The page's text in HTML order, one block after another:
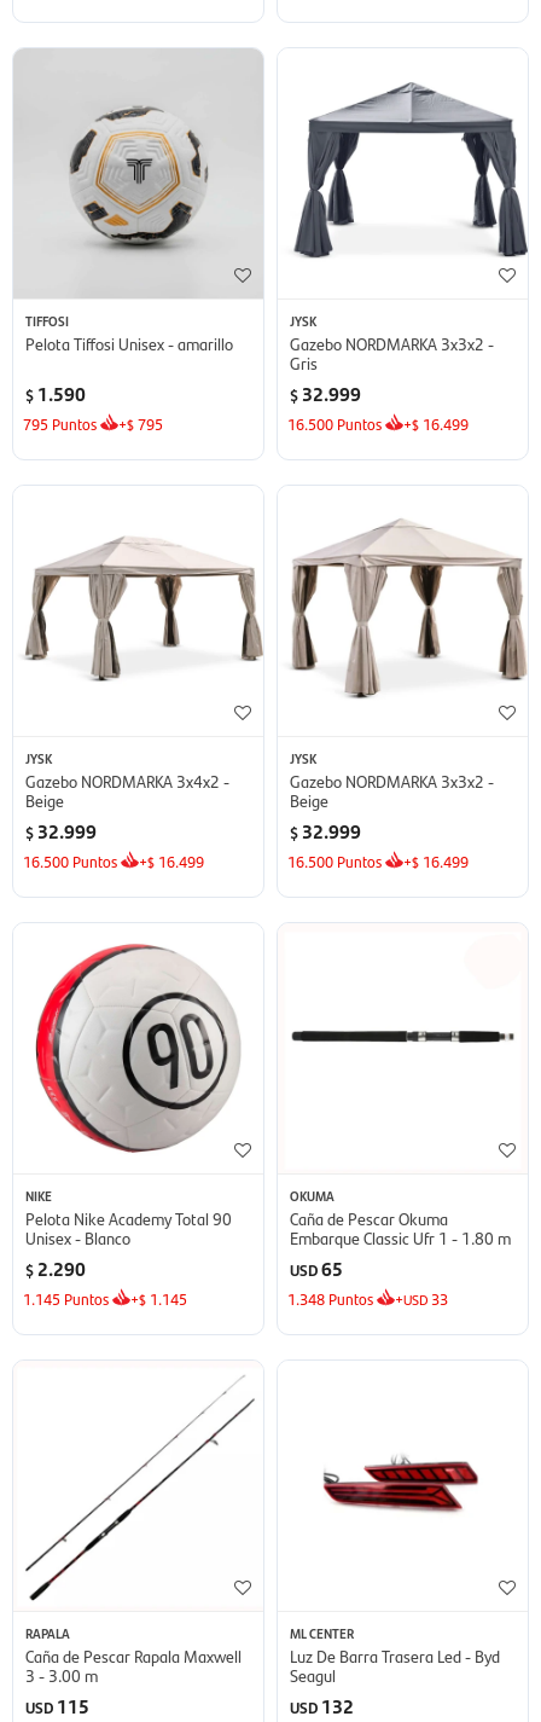
TIFFOSI
Pelota Tiffosi Unisex - amarillo
$ 1.590
795 Puntos +$795
JYSK
Gazebo NORDMARKA 3x3x2 -
Gris
$ 32.999
16.500 Puntos +$ 16.499
JYSK
Gazebo NORDMARKA 3x4x2 -
Beige
$ 32.999
16.500 Puntos +$ 16.499
JYSK
Gazebo NORDMARKA 3x3x2 -
Beige
$ 32.999
16.500 Puntos +$ 16.499
NIKE
Pelota Nike Academy Total 90
Unisex - Blanco
$ 2.290
1.145 Puntos +$ 1.145
OKUMA
Caña de Pescar Okuma
Embarque Classic Ufr 1 - 1.80 m
USD65
1.348 Puntos +USD 33
RAPALA
Caña de Pescar Rapala Maxwell
3 - 3.00 m
USD 115
ML CENTER
Luz De Barra Trasera Led - Byd
Seagul
USD 132